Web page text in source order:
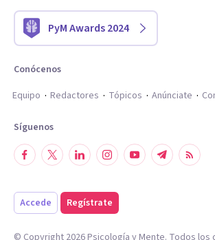
PyM Awards 2024
Conócenos
Equipo
Redactores Tópicos Anúnciate
Síguenos
Accede Regístrate
© Copyright 2026Psicología y Mente. Todos los